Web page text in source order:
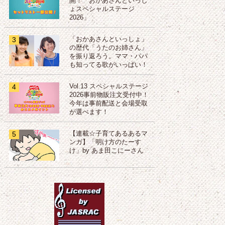
ょスペシャルステージ
2026」
3
「おかあさんといっしょ」
の歴代「うたのお姉さん」
を振り返ろう。ママ・パパ
も知ってる歌がいっぱい！
4
Vol.13 スペシャルステージ
2026事前物販注文受付中！
今年は事前配送と会場受取
が選べます！
5
【連載☆子育てあるあるマ
ンガ】「明け方のたーす
け」by あま田こにーさん